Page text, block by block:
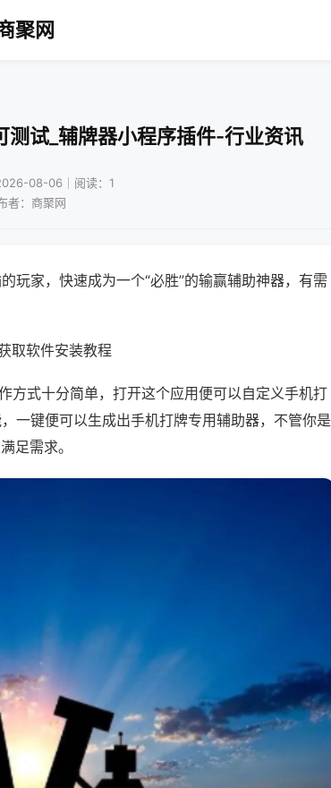
聚网
试_辅牌器小程序插件-行业资讯
08-06｜阅读：1
者：商聚网
玩家，快速成为一个“必胜”的输赢辅助神器，有需
取软件安装教程
方式十分简单，打开这个应用便可以自定义手机打
一键便可以生成出手机打牌专用辅助器，不管你是
足需求。